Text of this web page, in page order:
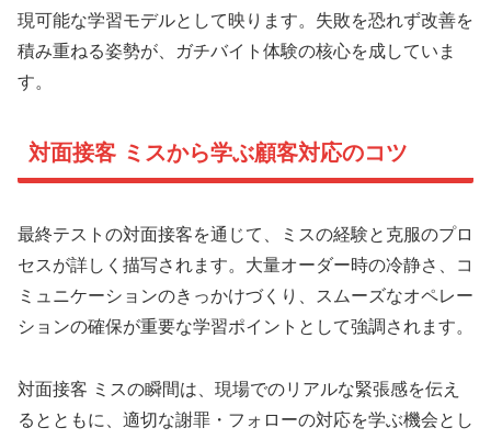
現可能な学習モデルとして映ります。失敗を恐れず改善を
積み重ねる姿勢が、ガチバイト体験の核心を成していま
す。
対面接客 ミスから学ぶ顧客対応のコツ
最終テストの対面接客を通じて、ミスの経験と克服のプロ
セスが詳しく描写されます。大量オーダー時の冷静さ、コ
ミュニケーションのきっかけづくり、スムーズなオペレー
ションの確保が重要な学習ポイントとして強調されます。
対面接客 ミスの瞬間は、現場でのリアルな緊張感を伝え
るとともに、適切な謝罪・フォローの対応を学ぶ機会とし